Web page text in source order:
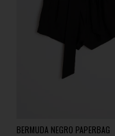
BERMUDA NEGRO PAPERBAG